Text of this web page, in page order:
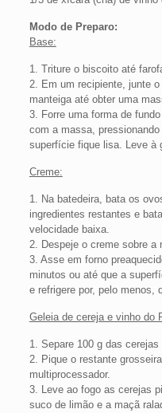
Modo de Preparo:
Base:
1. Triture o biscoito até
2. Em um recipiente, junte
manteiga até obter uma
3. Forre uma forma de
com a massa,
superfície fique lisa. Leve à
Creme:
1. Na batedeira, bata os
ingredientes restantes e
velocidade baixa.
2. Despeje o creme sobre a
3. Asse em forno
minutos ou até que a
e refrigere por, pelo menos,
Geleia de cereja e vinho do
1. Separe 100 g das cerejas
2. Pique o restante
multiprocessador.
3. Leve ao fogo as cerejas
suco de limão e a maçã